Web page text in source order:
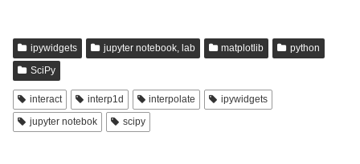
ipywidgets jupyter notebook, lab matplotlib
python
SciPy
interact interp1d interpolate
ipywidgets
jupyter notebok
scipy